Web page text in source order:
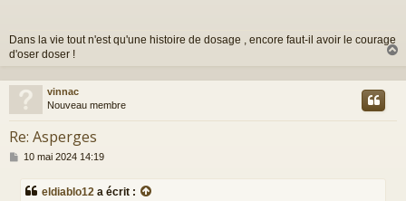
e
Dans la vie tout n'est qu'une histoire de dosage , encore faut-il avoir le courage
d'oser doser !
u
vinnac
Nouveau membre
Re: Asperges
M
s
10 mai 2024 14:19
eldiablo12 a écrit :